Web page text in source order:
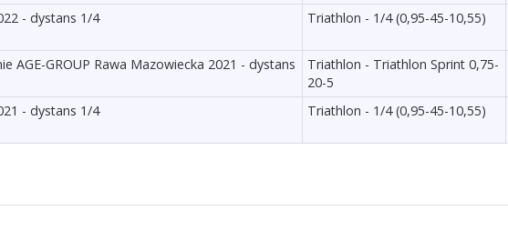
- dystans 1/4 Triathlon - 1/4 (0,95-45-10,55)
AGE-GROUP Rawa Mazowiecka 2021 - dystans
Triathlon - Triathlon Sprint 0,75-
20-5
- dystans 1/4 Triathlon - 1/4 (0,95-45-10,55)